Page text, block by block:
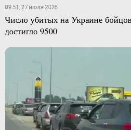
09:51, 27 июля 2026
Число убитых на Украине
достигло 9500